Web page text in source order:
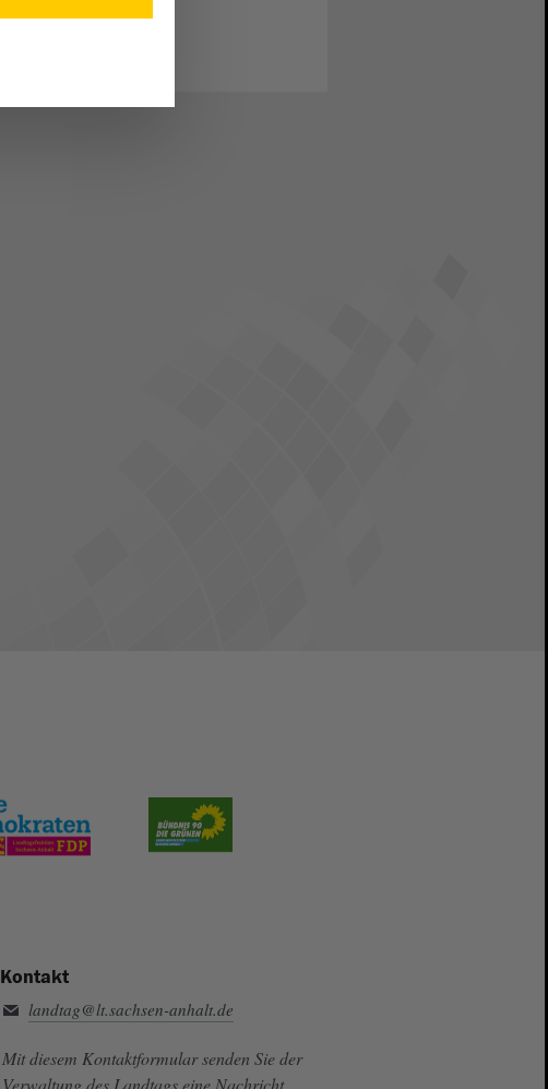
Kontakt
landtag@lt.sachsen-anhalt.de
Mit diesem Kontaktformular senden Sie der
Verwaltung des Landtags eine Nachricht.